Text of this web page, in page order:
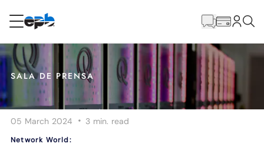
RESIDENCIAL NEGOCIO
Internet
Energía
principal
SALA DE PRENSA
05 March 2024 · 3 min. read
Network World: